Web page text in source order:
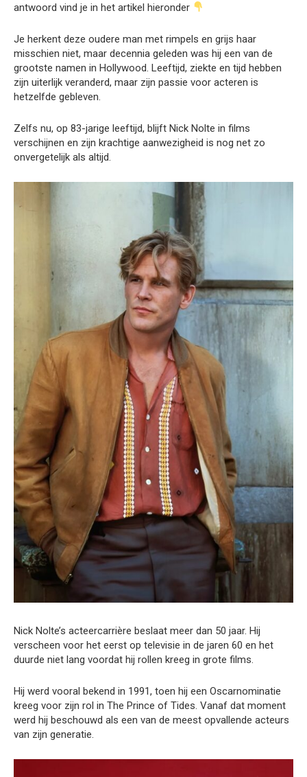
antwoord vind je in het artikel hieronder
Je herkent deze oudere man met rimpels en grijs haar
misschien niet, maar decennia geleden was hij een van de
grootste namen in Hollywood. Leeftijd, ziekte en tijd hebben
zijn uiterlijk veranderd, maar zijn passie voor acteren is
hetzelfde gebleven.
Zelfs nu, op 83-jarige leeftijd, blijft Nick Nolte in films
verschijnen en zijn krachtige aanwezigheid is nog net zo
onvergetelijk als altijd.
Nick Nolte’s acteercarrière beslaat meer dan 50 jaar. Hij
verscheen voor het eerst op televisie in de jaren 60 en het
duurde niet lang voordat hij rollen kreeg in grote films.
Hij werd vooral bekend in 1991, toen hij een Oscarnominatie
kreeg voor zijn rol in The Prince of Tides. Vanaf dat moment
werd hij beschouwd als een van de meest opvallende acteurs
van zijn generatie.